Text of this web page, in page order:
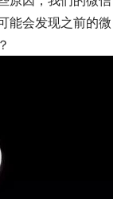
能会发现之前的微